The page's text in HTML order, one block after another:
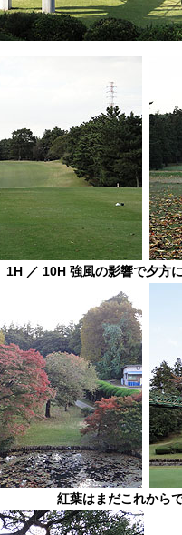
1H ／ 10H 強風の影響で夕方
紅葉はまだこれから